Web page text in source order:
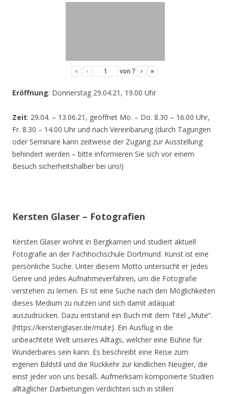
« ‹ von 7 › »
Eröffnung: Donnerstag 29.04.21, 19.00 Uhr
Zeit: 29.04. – 13.06.21, geöffnet Mo. – Do. 8.30 – 16.00 Uhr,
Fr. 8.30 – 14.00 Uhr und nach Vereinbarung (durch Tagungen
oder Seminare kann zeitweise der Zugang zur Ausstellung
behindert werden – bitte informieren Sie sich vor einem
Besuch sicherheitshalber bei uns!)
Kersten Glaser – Fotografien
Kersten Glaser wohnt in Bergkamen und studiert aktuell
Fotografie an der Fachhochschule Dortmund. Kunst ist eine
persönliche Suche. Unter diesem Motto untersucht er jedes
Genre und jedes Aufnahmeverfahren, um die Fotografie
verstehen zu lernen. Es ist eine Suche nach den Möglichkeiten
dieses Medium zu nutzen und sich damit adäquat
auszudrücken. Dazu entstand ein Buch mit dem Titel „Mute“.
(https://kerstenglaser.de/mute). Ein Ausflug in die
unbeachtete Welt unseres Alltags, welcher eine Bühne für
Wunderbares sein kann. Es beschreibt eine Reise zum
eigenen Bildstil und die Rückkehr zur kindlichen Neugier, die
einst jeder von uns besaß. Aufmerksam komponierte Studien
alltäglicher Darbietungen verdichten sich in stillen